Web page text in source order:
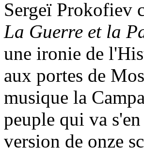
Sergeï Prokofiev
La Guerre et la
une ironie de
aux portes de
musique la
peuple qui va
version de onze